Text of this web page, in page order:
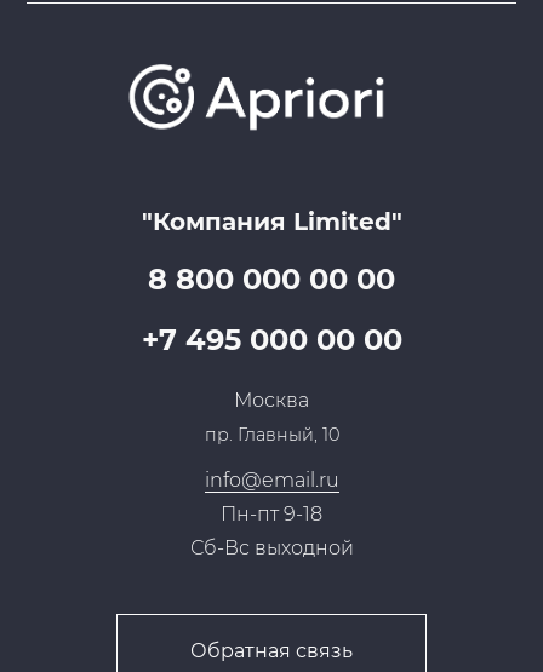
"Компания Limited"
8 800 000 00 00
+7 495 000 00 00
Москва
пр. Главный, 10
info@email.ru
Пн-пт 9-18
Сб-Вс выходной
Обратная связь
Онлайн поддержка
Скидки и бонусы
Оптовым клиентам
Вопрос-ответ
Презентации и каталоги
О компании
Достижения и награды
Специалисты